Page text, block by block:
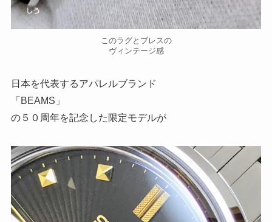
このラグとブレスの
ヴィンテージ感
日本を代表するアパレルブランド
「BEAMS」
の５０周年を記念した限定モデルが